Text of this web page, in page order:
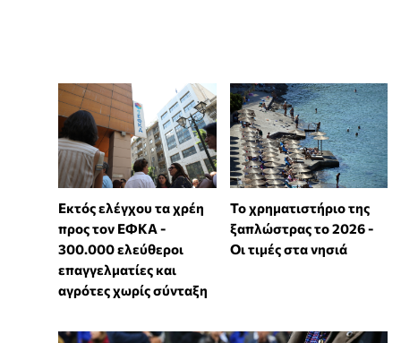
Εκτός ελέγχου τα χρέη
προς τον ΕΦΚΑ -
300.000 ελεύθεροι
επαγγελματίες και
αγρότες χωρίς σύνταξη
Το χρηματιστήριο της
ξαπλώστρας το 2026 -
Οι τιμές στα νησιά